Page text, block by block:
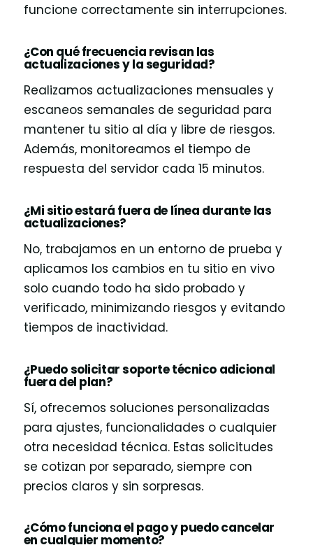
funcione correctamente sin interrupciones.
¿Con qué frecuencia revisan las
actualizaciones y la seguridad?
Realizamos actualizaciones mensuales y
escaneos semanales de seguridad para
mantener tu sitio al día y libre de riesgos.
Además, monitoreamos el tiempo de
respuesta del servidor cada 15 minutos.
¿Mi sitio estará fuera de línea durante las
actualizaciones?
No, trabajamos en un entorno de prueba y
aplicamos los cambios en tu sitio en vivo
solo cuando todo ha sido probado y
verificado, minimizando riesgos y evitando
tiempos de inactividad.
¿Puedo solicitar soporte técnico adicional
fuera del plan?
Sí, ofrecemos soluciones personalizadas
para ajustes, funcionalidades o cualquier
otra necesidad técnica. Estas solicitudes
se cotizan por separado, siempre con
precios claros y sin sorpresas.
¿Cómo funciona el pago y puedo cancelar
en cualquier momento?